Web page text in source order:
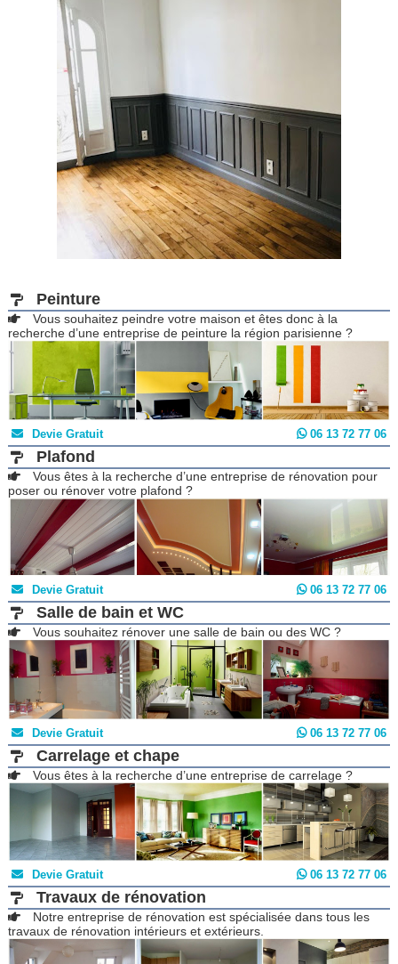
Peinture
Vous souhaitez peindre votre maison et êtes donc à la
recherche d’une entreprise de peinture la région parisienne ?
Devie Gratuit 06 13 72 77 06
Plafond
Vous êtes à la recherche d’une entreprise de rénovation pour
poser ou rénover votre plafond ?
Devie Gratuit 06 13 72 77 06
Salle de bain et WC
Vous souhaitez rénover une salle de bain ou des WC ?
Devie Gratuit 06 13 72 77 06
Carrelage et chape
Vous êtes à la recherche d’une entreprise de carrelage ?
Devie Gratuit 06 13 72 77 06
Travaux de rénovation
Notre entreprise de rénovation est spécialisée dans tous les
travaux de rénovation intérieurs et extérieurs.